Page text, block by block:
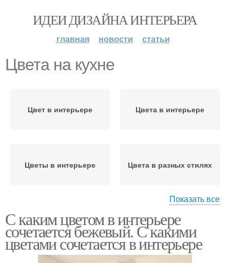
ИДЕИ ДИЗАЙНА ИНТЕРЬЕРА
главная новости статьи
Цвета на кухне
Цвет в интерьере Цвета в интерьере
Цветы в интерьере Цвета в разных стилях
цвете
тонах
Показать все
С каким цветом в интерьере
сочетается бежевый. С какими
цветами сочетается в интерьере